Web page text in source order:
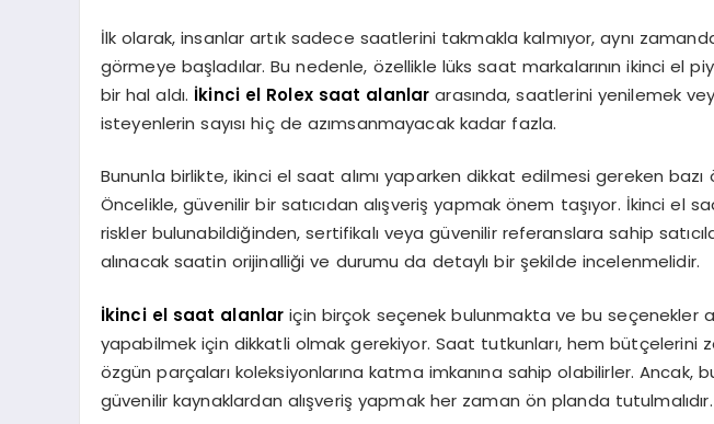
İlk olarak, insanlar artık sadece saatlerini takmakla kalmıyor, aynı
görmeye başladılar. Bu nedenle, özellikle lüks saat markalarının ikinci el
bir hal aldı. İkinci el Rolex saat alanlar arasında, saatlerini yenilemek
isteyenlerin sayısı hiç de azımsanmayacak kadar fazla.
Bununla birlikte, ikinci el saat alımı yaparken dikkat edilmesi gereken
Öncelikle, güvenilir bir satıcıdan alışveriş yapmak önem taşıyor. İkinci el
riskler bulunabildiğinden, sertifikalı veya güvenilir referanslara sahip
alınacak saatin orijinalliği ve durumu da detaylı bir şekilde incelenmelidir.
İkinci el saat alanlar için birçok seçenek bulunmakta ve bu seçenekler
yapabilmek için dikkatli olmak gerekiyor. Saat tutkunları, hem bütçelerini
özgün parçaları koleksiyonlarına katma imkanına sahip olabilirler. Ancak,
güvenilir kaynaklardan alışveriş yapmak her zaman ön planda tutulmalıdır.